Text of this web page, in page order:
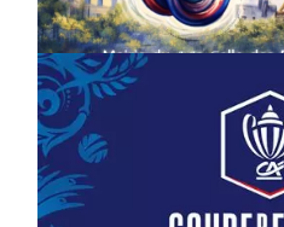
On18/03/2026by